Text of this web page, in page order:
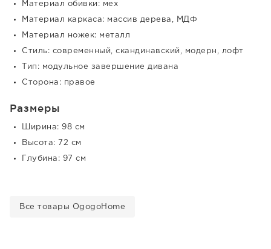
Материал обивки: мех
Материал каркаса: массив дерева, МДФ
Материал ножек: металл
Стиль: современный, скандинавский, модерн, лофт
Тип: модульное завершение дивана
Сторона: правое
Размеры
Ширина: 98 см
Высота: 72 см
Глубина: 97 см
Все товары OgogoHome